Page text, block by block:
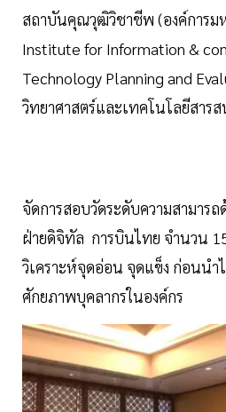
สถาบันคุณวุฒิวิชาชีพ (องค์การม
Institute for Information &
Technology Planning and
วิทยาศาสตร์และเทคโนโลยีสาร
จัดการสอบวัดระดับความสามา
ฝ่ายดิจิทัล การบินไทย จำนวน
วิเคราะห์จุดอ่อน จุดแข็ง ก่อนนำ
ศักยภาพบุคลากรในองค์กร